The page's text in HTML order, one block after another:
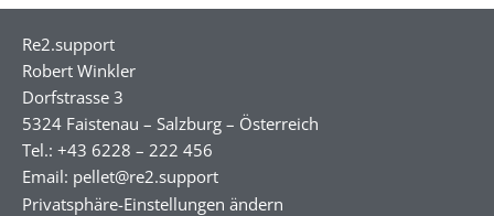
Re2.support
Robert Winkler
Dorfstrasse 3
5324 Faistenau – Salzburg – Österreich
Tel.: +43 6228 – 222 456
Email: pellet@re2.support
Privatsphäre-Einstellungen ändern